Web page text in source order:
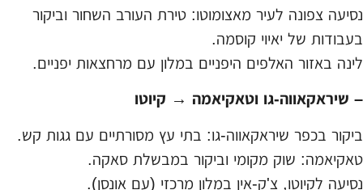
נסיעה צפונה לעיר מאצומוטו: טירת העורב השחור וביקור
בעבודות של יאיוי קוסמה.
לינה באזור האלפים היפניים במלון עם מרחצאות יפניים.
– שיראקאווה-גו וטאקיאמה → קיוטו
ביקור בכפר שיראקאווה-גו: בתי עץ מסורתיים עם גגות קש.
טאקיאמה: שוק מקומי וביקור במבשלת סאקה.
נסיעה לקיוטו, צ'ק-אין במלון מרכזי (עם אונסן).